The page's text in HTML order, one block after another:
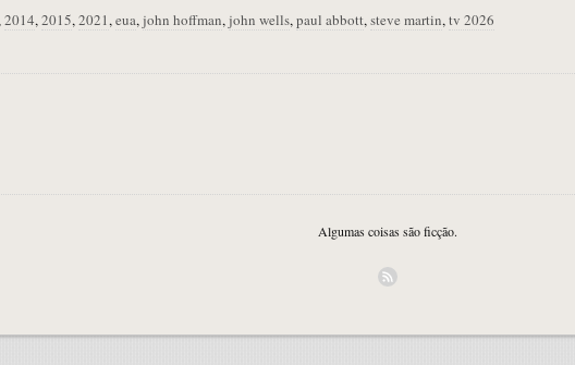
2014,2015,2021,eua,john hoffman,john wells,paul abbott,steve martin,tv 2026
Algumas coisas são ficção.